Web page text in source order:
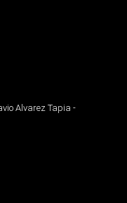
Alvarez Tapia -